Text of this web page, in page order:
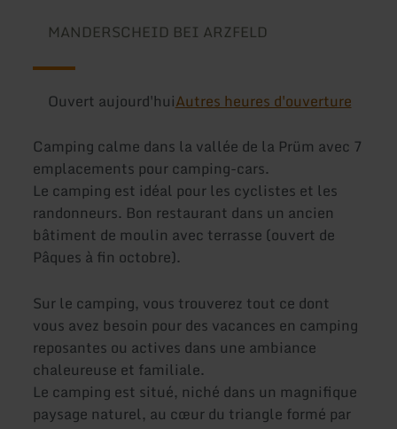
MANDERSCHEID BEI ARZFELD
Ouvert aujourd'huiAutres heures d'ouverture
Camping calme dans la vallée de la Prüm avec 7
emplacements pour camping-cars.
Le camping est idéal pour les cyclistes et les
randonneurs. Bon restaurant dans un ancien
bâtiment de moulin avec terrasse (ouvert de
Pâques à fin octobre).
Sur le camping, vous trouverez tout ce dont
vous avez besoin pour des vacances en camping
reposantes ou actives dans une ambiance
chaleureuse et familiale.
Le camping est situé, niché dans un magnifique
paysage naturel, au cœur du triangle formé par